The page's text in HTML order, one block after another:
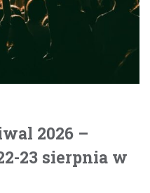
2026 –
23 sierpnia w